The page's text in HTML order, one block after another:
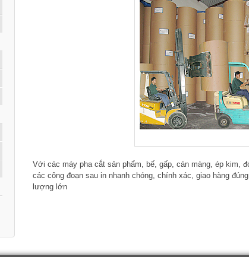
Với các máy pha cắt sản phẩm, bế, gấp, cán màng, ép kim,
các công đoạn sau in nhanh chóng, chính xác, giao hàng
lượng lớn